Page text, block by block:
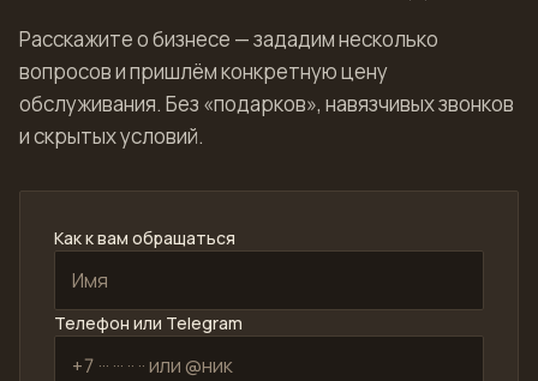
Расскажите о бизнесе — зададим несколько
вопросов и пришлём конкретную цену
обслуживания. Без «подарков», навязчивых звонков
и скрытых условий.
Как к вам обращаться
Телефон или Telegram